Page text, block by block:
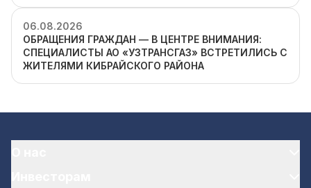
06.08.2026
ОБРАЩЕНИЯ ГРАЖДАН — В ЦЕНТРЕ ВНИМАНИЯ:
СПЕЦИАЛИСТЫ АО «УЗТРАНСГАЗ» ВСТРЕТИЛИСЬ С
ЖИТЕЛЯМИ КИБРАЙСКОГО РАЙОНА